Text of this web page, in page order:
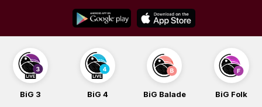
content
BiG 3 BiG 4 BiG Balade BiG Folk